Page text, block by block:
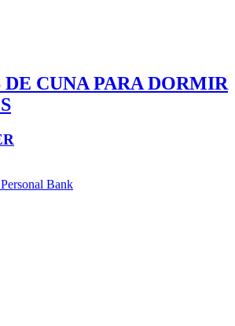
DE CUNA PARA DORMIR